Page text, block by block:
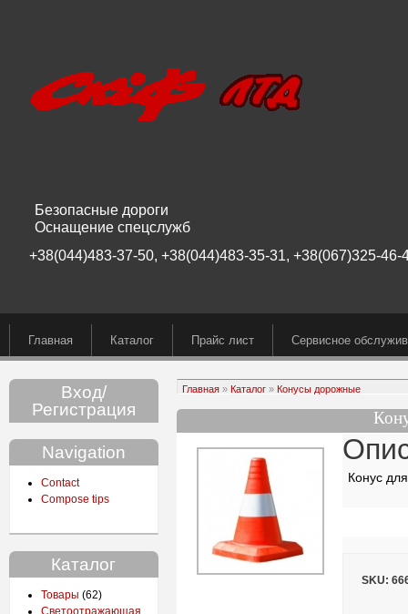
Безопасные дороги
Оснащение спецслужб
+38(044)483-37-50, +38(044)483-35-31, +38(067)325-46-
Главная Каталог Прайс лист Сервисное
Вход/
Регистрация
Navigation
Contact
Compose tips
Каталог
Товары (62)
Светоотражающая
Главная» Каталог» Конусы дорожные
Конус
SKU: